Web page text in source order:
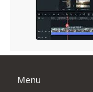
Menu